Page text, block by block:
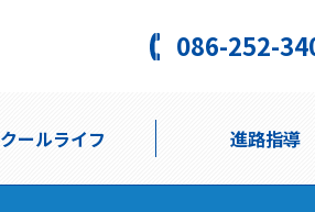
086-252-
ールライフ 進路指導